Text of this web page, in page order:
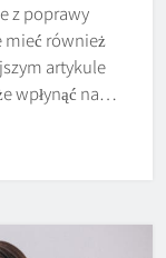
z poprawy
mieć również
artykule
wpłynąć na…